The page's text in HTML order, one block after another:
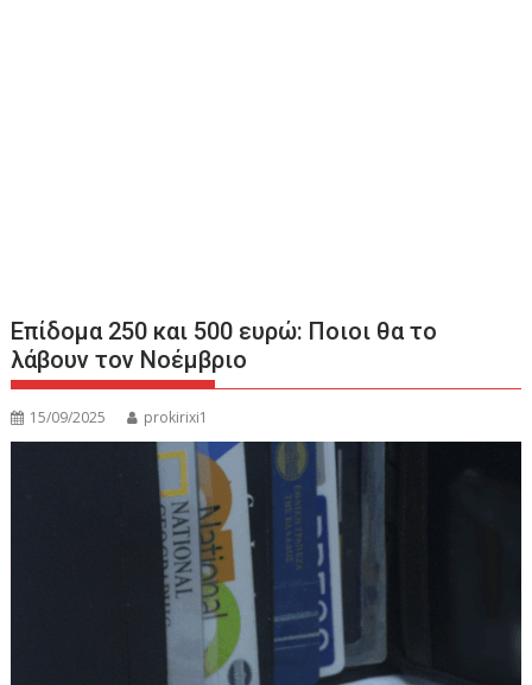
Επίδομα 250 και 500 ευρώ: Ποιοι θα το
λάβουν τον Νοέμβριο
15/09/2025 prokirixi1